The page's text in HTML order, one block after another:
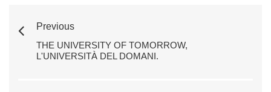
Previous
THE UNIVERSITY OF TOMORROW,
L'UNIVERSITÀ DEL DOMANI.